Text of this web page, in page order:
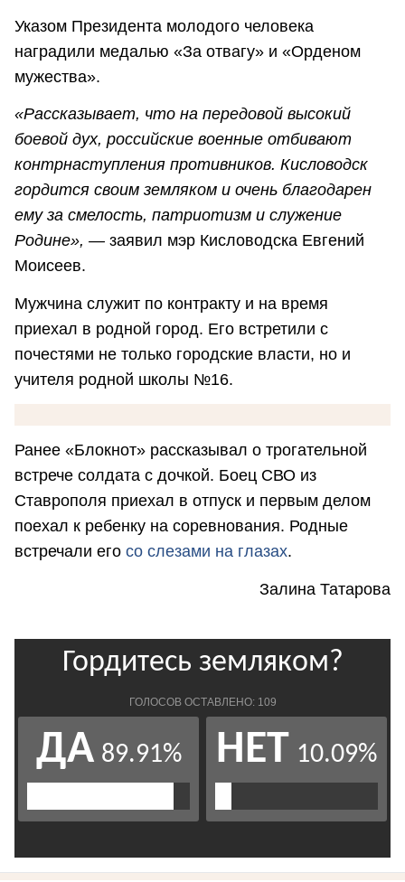
Указом Президента молодого человека
наградили медалью «За отвагу» и «Орденом
мужества».
«Рассказывает, что на передовой высокий
боевой дух, российские военные отбивают
контрнаступления противников. Кисловодск
гордится своим земляком и очень благодарен
ему за смелость, патриотизм и служение
Родине», — заявил мэр Кисловодска Евгений
Моисеев.
Мужчина служит по контракту и на время
приехал в родной город. Его встретили с
почестями не только городские власти, но и
учителя родной школы №16.
Ранее «Блокнот» рассказывал о трогательной
встрече солдата с дочкой. Боец СВО из
Ставрополя приехал в отпуск и первым делом
поехал к ребенку на соревнования. Родные
встречали его со слезами на глазах.
Залина Татарова